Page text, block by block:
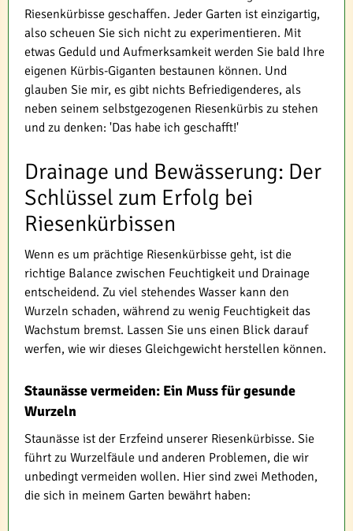
Riesenkürbisse geschaffen. Jeder Garten ist einzigartig,
also scheuen Sie sich nicht zu experimentieren. Mit
etwas Geduld und Aufmerksamkeit werden Sie bald Ihre
eigenen Kürbis-Giganten bestaunen können. Und
glauben Sie mir, es gibt nichts Befriedigenderes, als
neben seinem selbstgezogenen Riesenkürbis zu stehen
und zu denken: 'Das habe ich geschafft!'
Drainage und Bewässerung: Der
Schlüssel zum Erfolg bei
Riesenkürbissen
Wenn es um prächtige Riesenkürbisse geht, ist die
richtige Balance zwischen Feuchtigkeit und Drainage
entscheidend. Zu viel stehendes Wasser kann den
Wurzeln schaden, während zu wenig Feuchtigkeit das
Wachstum bremst. Lassen Sie uns einen Blick darauf
werfen, wie wir dieses Gleichgewicht herstellen können.
Staunässe vermeiden: Ein Muss für gesunde
Wurzeln
Staunässe ist der Erzfeind unserer Riesenkürbisse. Sie
führt zu Wurzelfäule und anderen Problemen, die wir
unbedingt vermeiden wollen. Hier sind zwei Methoden,
die sich in meinem Garten bewährt haben: